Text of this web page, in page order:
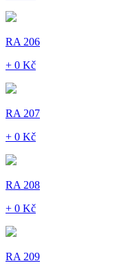
RA 206
+ 0 Kč
RA 207
+ 0 Kč
RA 208
+ 0 Kč
RA 209